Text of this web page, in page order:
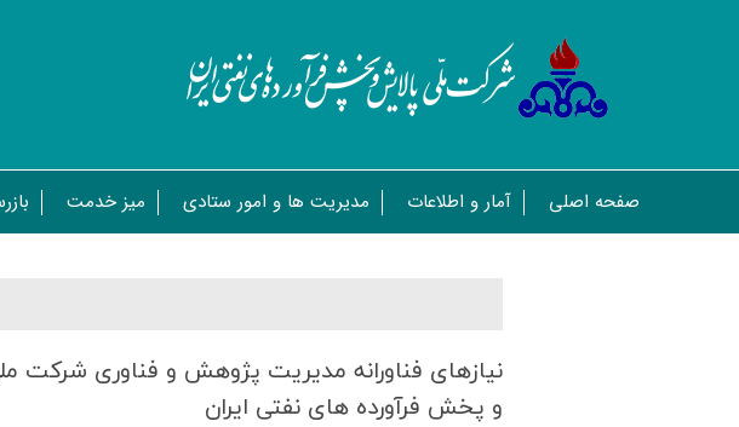
صفحه اصلی آمار و اطلاعات مدیریت ها و امور ستادی میز خدمت
نیازهای فناورانه مدیریت پژوهش و فناوری شركت
و پخش فرآورده های نفتی ایران